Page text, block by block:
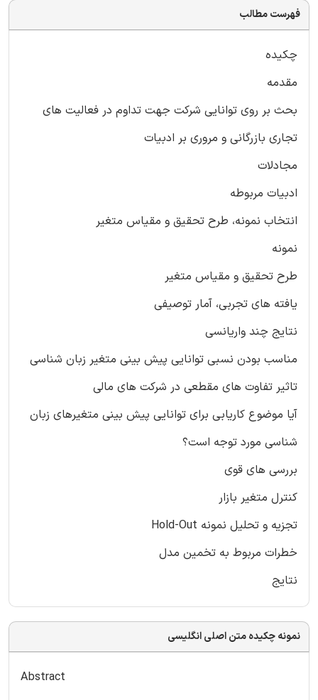
فهرست مطالب
چکیده
مقدمه
بحث بر روی توانایی شرکت جهت تداوم در فعالیت های
تجاری بازرگانی و مروری بر ادبیات
مجادلات
ادبیات مربوطه
انتخاب نمونه، طرح تحقیق و مقیاس متغیر
نمونه
طرح تحقیق و مقیاس متغیر
یافته های تجربی، آمار توصیفی
نتایج چند واریانسی
مناسب بودن نسبی توانایی پیش بینی متغیر زبان شناسی
تاثیر تفاوت های مقطعی در شرکت های مالی
آیا موضوع کاریابی برای توانایی پیش بینی متغیرهای زبان
شناسی مورد توجه است؟
بررسی های قوی
کنترل متغیر بازار
تجزیه و تحلیل نمونه Hold-Out
خطرات مربوط به تخمین مدل
نتایج
نمونه چکیده متن اصلی انگلیسی
Abstract